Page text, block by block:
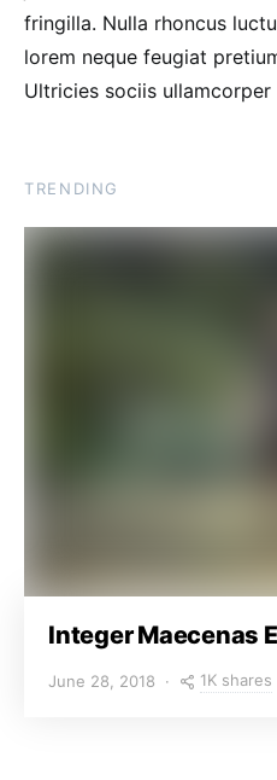
fringilla. Nulla rhoncus
lorem neque feugiat
Ultricies sociis ullamcorper
TRENDING
Integer Maecenas
June 28, 2018 1K shares